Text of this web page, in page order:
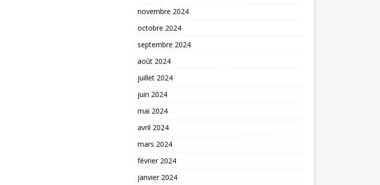
novembre 2024
octobre 2024
septembre 2024
août 2024
juillet 2024
juin 2024
mai 2024
avril 2024
mars 2024
février 2024
janvier 2024